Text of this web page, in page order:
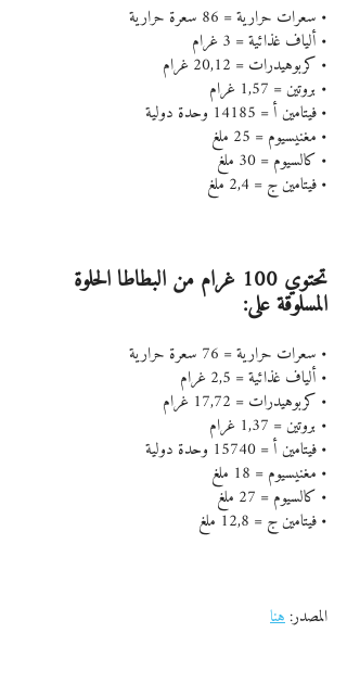
• سعرات حرارية = 86 سعرة حرارية
• ألياف غذائية = 3 غرام
• كربوهيدرات = 20,12 غرام
• بروتين = 1,57 غرام
• فيتامين أ = 14185 وحدة دولية
• مغنيسيوم = 25 ملغ
• كالسيوم = 30 ملغ
• فيتامين ج = 2,4 ملغ
تحتوي 100 غرام من البطاطا الحلوة
المسلوقة على:
• سعرات حرارية = 76 سعرة حرارية
• ألياف غذائية = 2,5 غرام
• كربوهيدرات = 17,72 غرام
• بروتين = 1,37 غرام
• فيتامين أ = 15740 وحدة دولية
• مغنيسيوم = 18 ملغ
• كالسيوم = 27 ملغ
• فيتامين ج = 12,8 ملغ
المصدر: هنا